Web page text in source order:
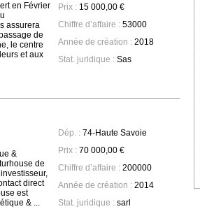
Prix :15 000,00 €
Chiffre d’affaire :53000
Année de création :2018
Stat. juridique :Sas
en Février
assurera
de
le centre
et aux
Dép. :74-Haute Savoie
Prix :70 000,00 €
Chiffre d’affaire :200000
Année de création :2014
Stat. juridique :sarl
&
de
direct
est
& ...